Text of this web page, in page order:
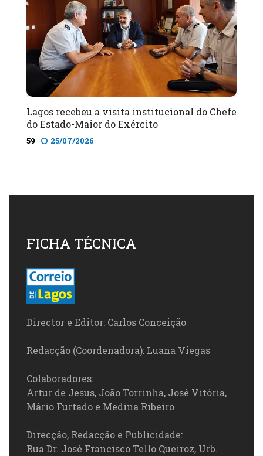
Lagos recebeu a visita institucional do Chefe
do Estado-Maior do Exército
59 25/07/2026
FICHA TÉCNICA
Director e Editor: Carlos Conceição
Redacção (Coordenadora): Luana Viegas
Colaboradores:
Artur de Jesus, João Torrinha, José Vitória,
Mário Furtado e Medina Ribeiro
Direcção, Redacção e Publicidade:
Rua Dr. José Francisco Tello Queiroz, Urb.